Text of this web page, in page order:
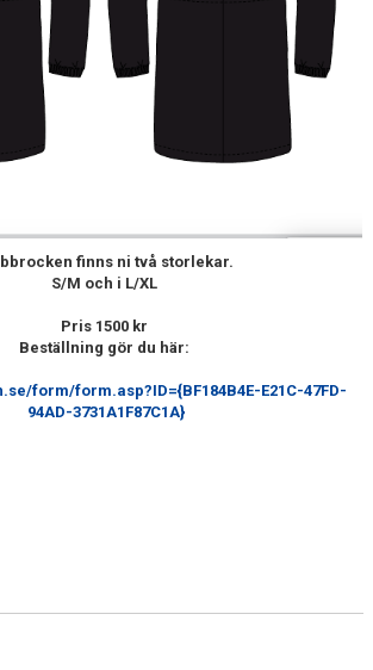
finns ni två storlekar.
S/M och i L/XL
Pris 1500 kr
Beställning gör du här:
form/form.asp?ID={BF184B4E-E21C-47FD-
94AD-3731A1F87C1A}